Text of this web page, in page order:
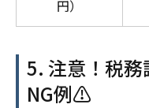
円）
5. 注意！税
NG例⚠️